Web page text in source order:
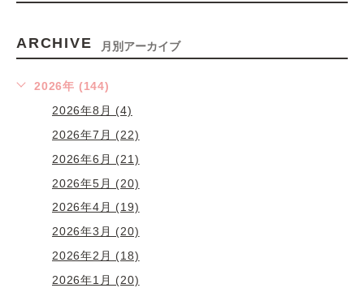
ARCHIVE 月別アーカイブ
2026年 (144)
2026年8月 (4)
2026年7月 (22)
2026年6月 (21)
2026年5月 (20)
2026年4月 (19)
2026年3月 (20)
2026年2月 (18)
2026年1月 (20)